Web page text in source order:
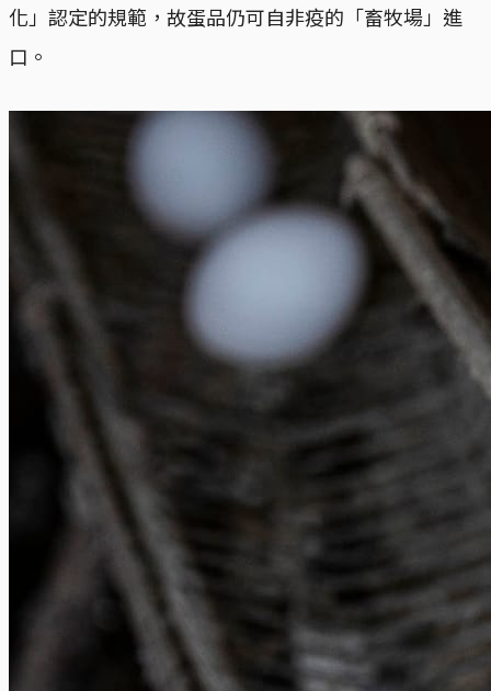
化」認定的規範，故蛋品仍可自非疫的「畜牧場」進
口。